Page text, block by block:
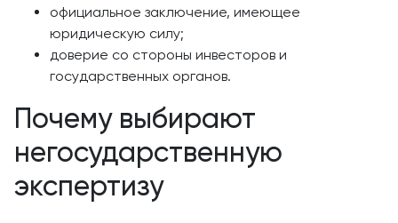
официальное заключение, имеющее
юридическую силу;
доверие со стороны инвесторов и
государственных органов.
Почему выбирают
негосударственную
экспертизу